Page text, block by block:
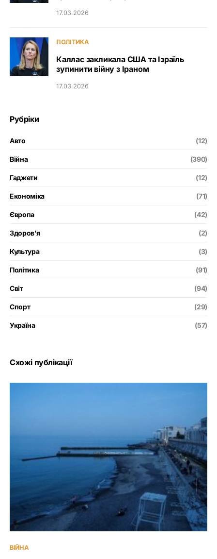
17.03.2026
ПОЛІТИКА
Каллас закликала США та Ізраїль
зупинити війну з Іраном
17.03.2026
Рубріки
Авто (12)
Війна (390)
Гаджети (12)
Економіка (71)
Європа (42)
Здоров’я (2)
Культура (3)
Політика (91)
Світ (94)
Спорт (29)
Україна (57)
Схожі публікації
ВІЙНА